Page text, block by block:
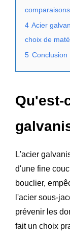
comparaisons
4 Acier
choix de
5 Conclusion
Qu'est-
L'acier
d'une fine
bouclier,
l'acier sous-
prévenir les
fait un choix